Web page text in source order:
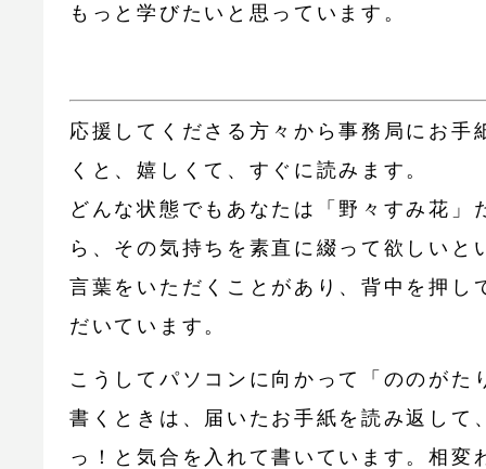
もっと学びたいと思っています。
応援してくださる方々から事務局にお手
くと、嬉しくて、すぐに読みます。
どんな状態でもあなたは「野々すみ花」
ら、その気持ちを素直に綴って欲しいと
言葉をいただくことがあり、背中を押し
だいています。
こうしてパソコンに向かって「ののがた
書くときは、届いたお手紙を読み返して
っ！と気合を入れて書いています。相変